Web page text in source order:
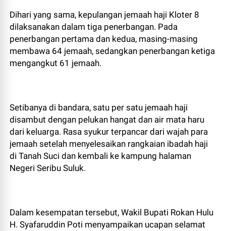
Dihari yang sama, kepulangan jemaah haji Kloter 8
dilaksanakan dalam tiga penerbangan. Pada
penerbangan pertama dan kedua, masing-masing
membawa 64 jemaah, sedangkan penerbangan ketiga
mengangkut 61 jemaah.
Setibanya di bandara, satu per satu jemaah haji
disambut dengan pelukan hangat dan air mata haru
dari keluarga. Rasa syukur terpancar dari wajah para
jemaah setelah menyelesaikan rangkaian ibadah haji
di Tanah Suci dan kembali ke kampung halaman
Negeri Seribu Suluk.
Dalam kesempatan tersebut, Wakil Bupati Rokan Hulu
H. Syafaruddin Poti menyampaikan ucapan selamat